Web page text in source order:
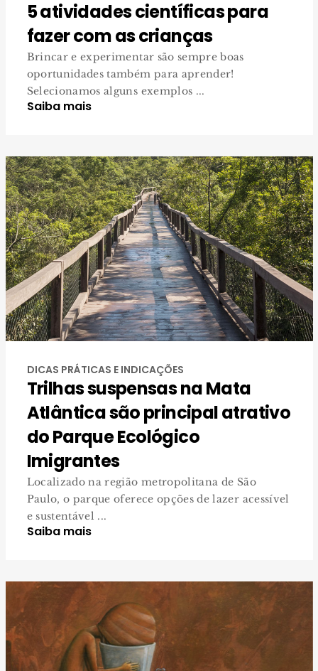
5 atividades científicas para
fazer com as crianças
Brincar e experimentar são sempre boas
oportunidades também para aprender!
Selecionamos alguns exemplos ...
Saiba mais
DICAS PRÁTICAS E INDICAÇÕES
Trilhas suspensas na Mata
Atlântica são principal atrativo
do Parque Ecológico
Imigrantes
Localizado na região metropolitana de São
Paulo, o parque oferece opções de lazer acessível
e sustentável ...
Saiba mais